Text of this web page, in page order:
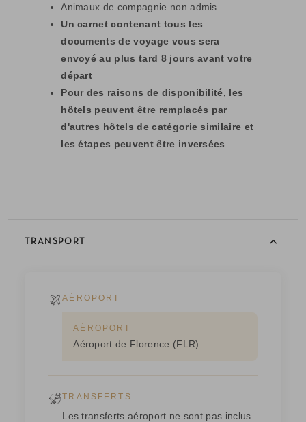
Animaux de compagnie non admis
Un carnet contenant tous les
documents de voyage vous sera
envoyé au plus tard 8 jours avant votre
départ
Pour des raisons de disponibilité, les
hôtels peuvent être remplacés par
d'autres hôtels de catégorie similaire et
les étapes peuvent être inversées
TRANSPORT
AÉROPORT
AÉROPORT
Aéroport de Florence (FLR)
TRANSFERTS
Les transferts aéroport ne sont pas inclus.